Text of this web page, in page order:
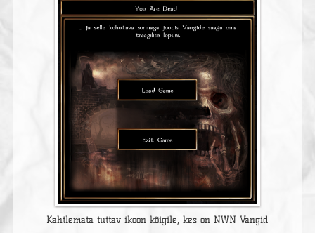
Kahtlemata tuttav ikoon kõigile, kes on NWN Vangid